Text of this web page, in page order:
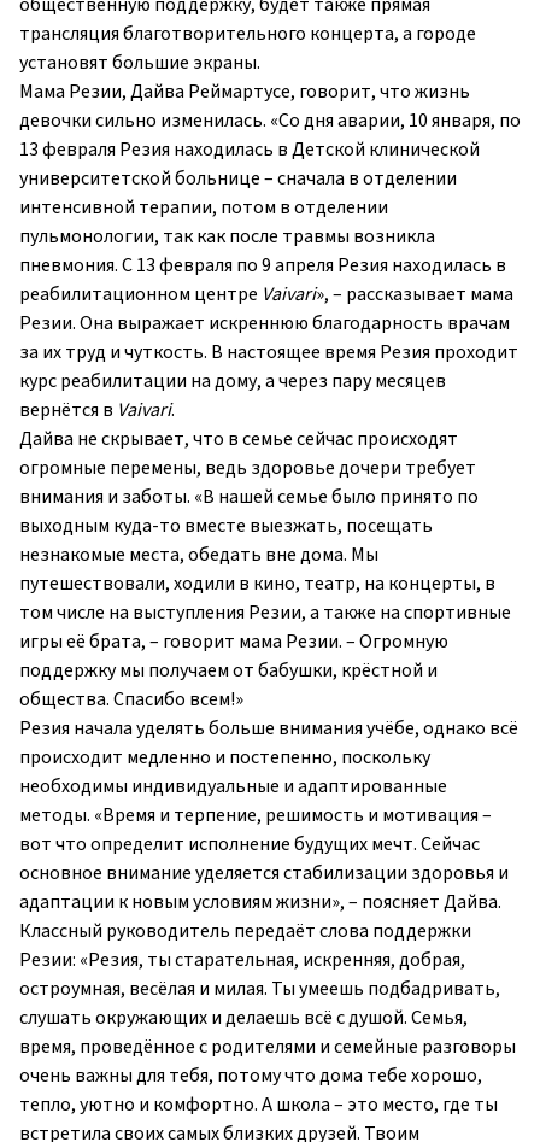
трансляция благотворительного концерта, а городе
установят большие экраны.
Мама Резии, Дайва Реймартусе, говорит, что жизнь
девочки сильно изменилась. «Со дня аварии, 10 января, по
13 февраля Резия находилась в Детской клинической
университетской больнице – сначала в отделении
интенсивной терапии, потом в отделении
пульмонологии, так как после травмы возникла
пневмония. С 13 февраля по 9 апреля Резия находилась в
реабилитационном центре Vaivari», – рассказывает мама
Резии. Она выражает искреннюю благодарность врачам
за их труд и чуткость. В настоящее время Резия проходит
курс реабилитации на дому, а через пару месяцев
вернётся в Vaivari.
Дайва не скрывает, что в семье сейчас происходят
огромные перемены, ведь здоровье дочери требует
внимания и заботы. «В нашей семье было принято по
выходным куда-то вместе выезжать, посещать
незнакомые места, обедать вне дома. Мы
путешествовали, ходили в кино, театр, на концерты, в
том числе на выступления Резии, а также на спортивные
игры её брата, – говорит мама Резии. – Огромную
поддержку мы получаем от бабушки, крёстной и
общества. Спасибо всем!»
Резия начала уделять больше внимания учёбе, однако всё
происходит медленно и постепенно, поскольку
необходимы индивидуальные и адаптированные
методы. «Время и терпение, решимость и мотивация –
вот что определит исполнение будущих мечт. Сейчас
основное внимание уделяется стабилизации здоровья и
адаптации к новым условиям жизни», – поясняет Дайва.
Классный руководитель передаёт слова поддержки
Резии: «Резия, ты старательная, искренняя, добрая,
остроумная, весёлая и милая. Ты умеешь подбадривать,
слушать окружающих и делаешь всё с душой. Семья,
время, проведённое с родителями и семейные разговоры
очень важны для тебя, потому что дома тебе хорошо,
тепло, уютно и комфортно. А школа – это место, где ты
встретила своих самых близких друзей. Твоим